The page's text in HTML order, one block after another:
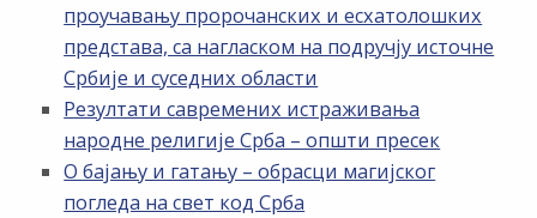
проучавању пророчанских и есхатолошких
представа, са нагласком на подручју источне
Србије и суседних области
Резултати савремених истраживања
народне религије Срба – општи пресек
О бајању и гатању – обрасци магијског
погледа на свет код Срба